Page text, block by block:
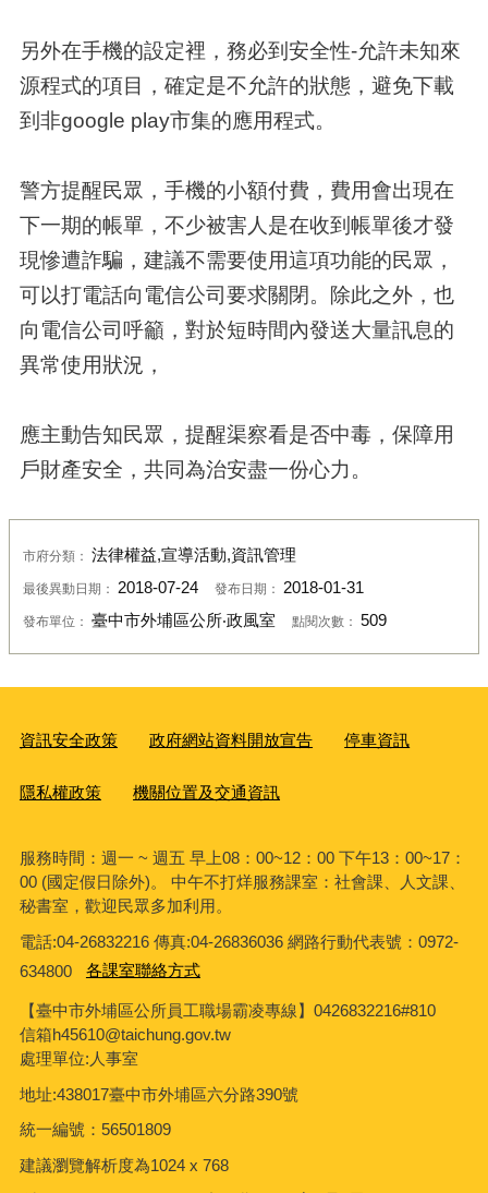
另外在手機的設定裡，務必到安全性-允許未知來
源程式的項目，確定是不允許的狀態，避免下載
到非google play市集的應用程式。
警方提醒民眾，手機的小額付費，費用會出現在
下一期的帳單，不少被害人是在收到帳單後才發
現慘遭詐騙，建議不需要使用這項功能的民眾，
可以打電話向電信公司要求關閉。除此之外，也
向電信公司呼籲，對於短時間內發送大量訊息的
異常使用狀況，
應主動告知民眾，提醒渠察看是否中毒，保障用
戶財產安全，共同為治安盡一份心力。
市府分類： 法律權益,宣導活動,資訊管理
最後異動日期： 2018-07-24 發布日期： 2018-01-31
發布單位： 臺中市外埔區公所‧政風室 點閱次數： 509
資訊安全政策 政府網站資料開放宣告 停車資訊
隱私權政策 機關位置及交通資訊
服務時間：週一 ~ 週五 早上08：00~12：00 下午13：00~17：
00 (國定假日除外)。 中午不打烊服務課室：社會課、人文課、
秘書室，歡迎民眾多加利用。
電話:04-26832216 傳真:04-26836036 網路行動代表號：0972-
634800
各課室聯絡方式
【臺中市外埔區公所員工職場霸凌專線】0426832216#810
信箱h45610@taichung.gov.tw
處理單位:人事室
地址:438017臺中市外埔區六分路390號
統一編號：56501809
建議瀏覽解析度為1024 x 768